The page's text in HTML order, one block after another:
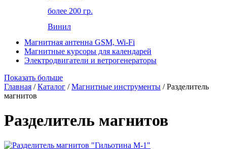
более 200 гр.
Винил
Магнитная антенна GSM, Wi-Fi
Магнитные курсоры для календарей
Электродвигатели и ветрогенераторы
Показать больше
Главная /Каталог /Магнитные инструменты / Разделитель
магнитов
Разделитель магнитов